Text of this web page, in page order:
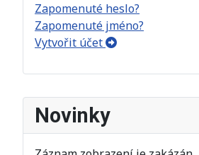
Novinky
Zapomenuté heslo?
Zapomenuté jméno?
Vytvořit účet